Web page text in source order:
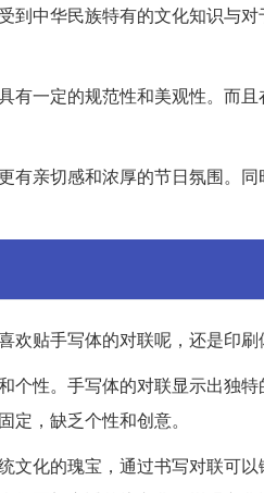
到中华民族特有的文化知识与
有一定的规范性和美观性。而
有亲切感和浓厚的节日氛围。
贴手写体的对联呢，还是印刷
个性。手写体的对联显示出独
，缺乏个性和创意。
文化的瑰宝，通过书写对联可